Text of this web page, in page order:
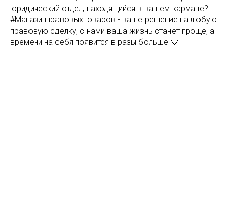
юридический отдел, находящийся в вашем кармане?
#Магазинправовыхтоваров - ваше решение на любую
правовую сделку, с нами ваша жизнь станет проще, а
времени на себя появится в разы больше 🤍